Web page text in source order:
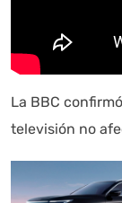
La BBC
televisión no